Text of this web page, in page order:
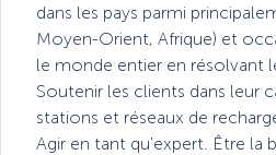
dans les pays parmi
Moyen-Orient, Afrique) et
le monde entier en résolvant
Soutenir les clients dans leur
stations et réseaux de
Agir en tant qu'expert. Être la